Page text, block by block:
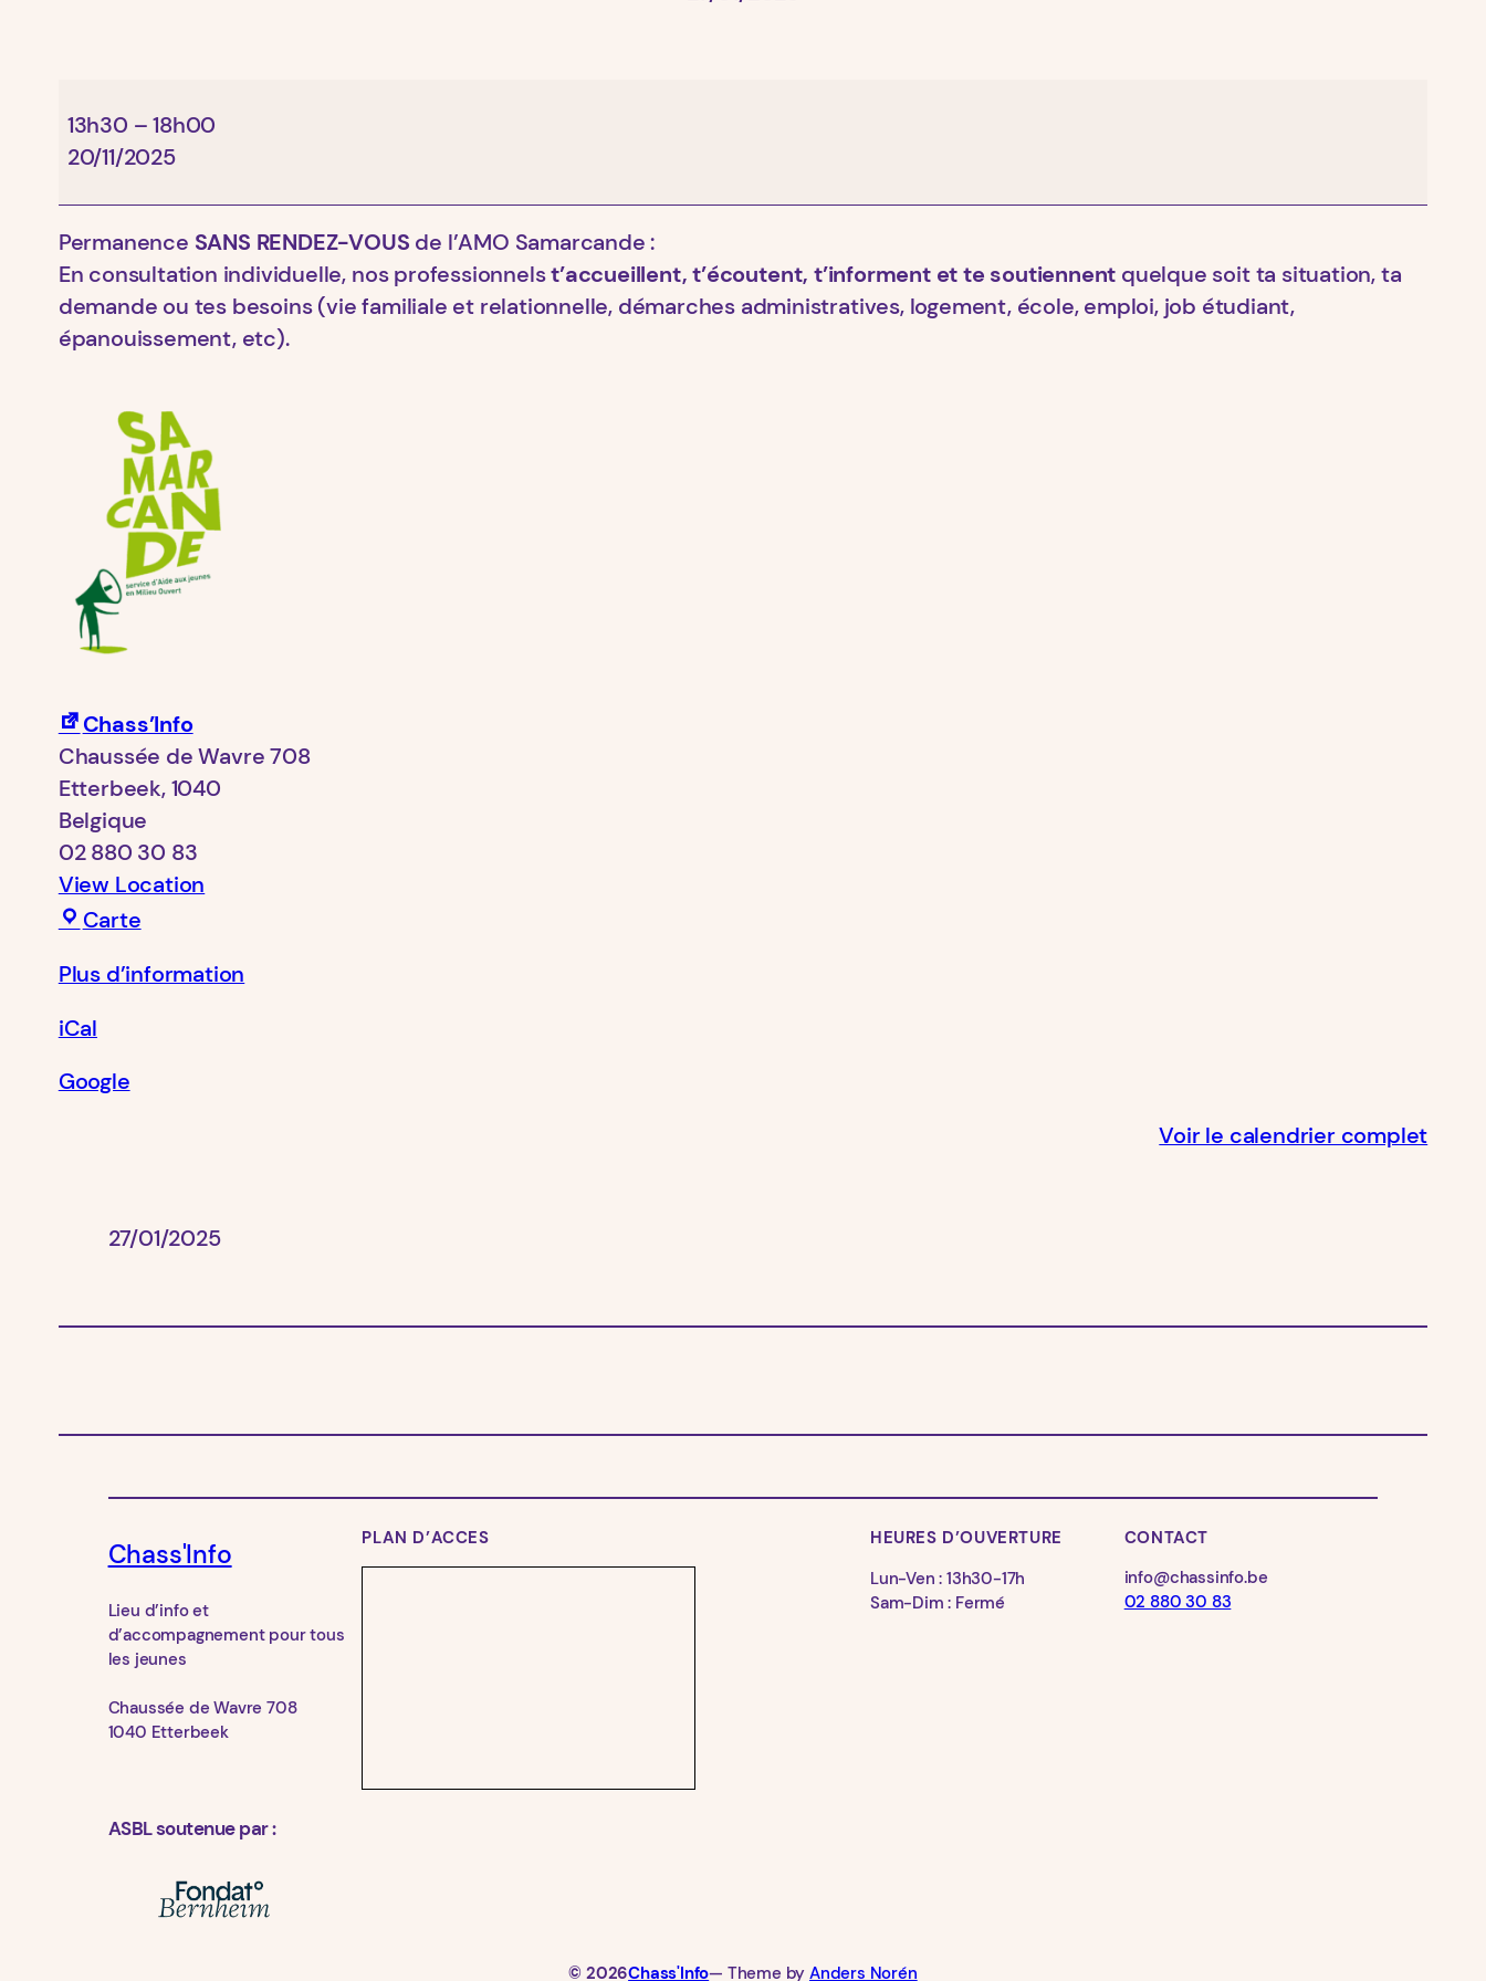
13h30 –18h00
20/11/2025
Permanence SANS RENDEZ-VOUS de l’AMO Samarcande :
En consultation individuelle, nos professionnelst’accueillent, t’écoutent, t’informent et te soutiennent quelque soit ta situation, ta
demande ou tes besoins (vie familiale et relationnelle, démarches administratives, logement, école, emploi, job étudiant,
épanouissement, etc).
Chass’Info
Chaussée de Wavre 708
Etterbeek, 1040
Belgique
02 880 30 83
View Location
CarteChass’Info
Plus d’information
iCal
Google
Voir le calendrier complet
27/01/2025
Chass'Info
Lieu d’info et
d’accompagnement pour tous
les jeunes
Chaussée de Wavre 708
1040 Etterbeek
PLAN D’ACCES
HEURES D’OUVERTURE
Lun-Ven : 13h30-17h
Sam-Dim : Fermé
CONTACT
info@chassinfo.be
02 880 30 83
ASBL soutenue par :
© 2026Chass'Info— Theme byAnders Norén